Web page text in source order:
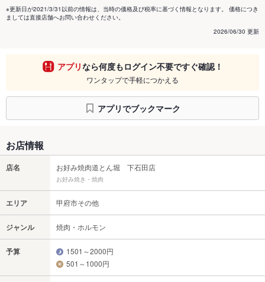
※更新日が2021/3/31以前の情報は、当時の価格及び税率に基づく情報となります。 価格につき
ましては直接店舗へお問い合わせください。
2026/06/30 更新
アプリなら何度もログイン不要ですぐ確認！
ワンタップで手軽につかえる
アプリでブックマーク
お店情報
店名 お好み焼肉道とん堀 下石田店
お好み焼き・焼肉
エリア 甲府市その他
ジャンル 焼肉・ホルモン
予算
1501～2000円
501～1000円